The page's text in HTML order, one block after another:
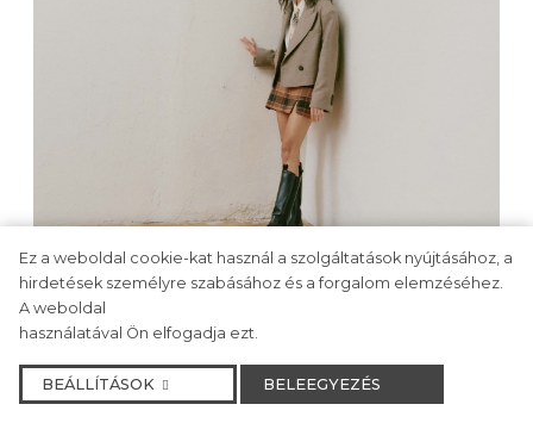
Ez a weboldal cookie-kat használ a szolgáltatások nyújtásához, a
hirdetések személyre szabásához és a forgalom elemzéséhez.
A weboldal
használatával Ön elfogadja ezt.
BEÁLLÍTÁSOK BELEEGYEZÉS
A DIVAT VILÁGA
A preppy stílus visszatérése, ezúttal